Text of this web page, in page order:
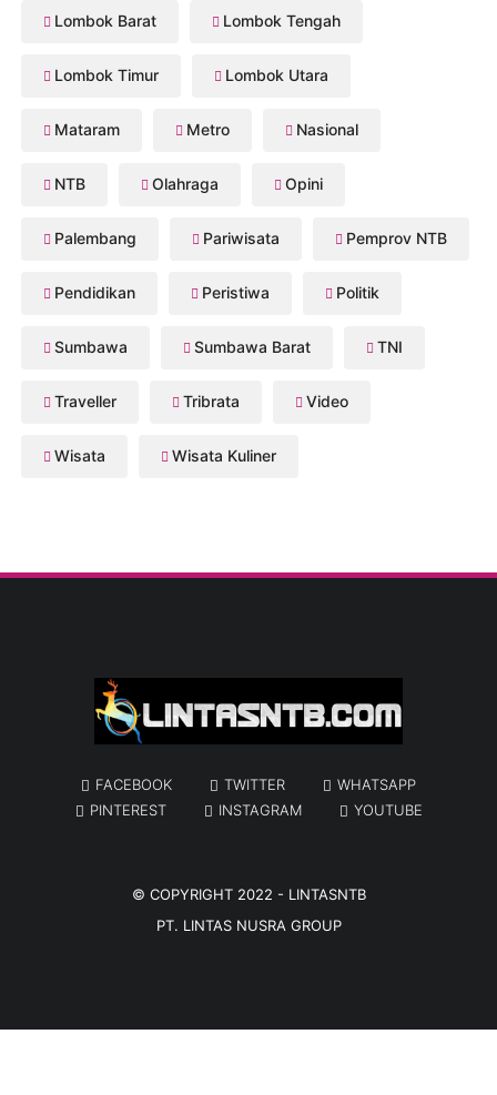
Lombok Barat Lombok Tengah
Lombok Timur Lombok Utara
Mataram Metro Nasional
NTB Olahraga Opini
Palembang Pariwisata Pemprov NTB
Pendidikan Peristiwa Politik
Sumbawa Sumbawa Barat TNI
Traveller Tribrata Video
Wisata Wisata Kuliner
FACEBOOK TWITTER
WHATSAPP
PINTEREST
INSTAGRAM YOUTUBE
© COPYRIGHT 2022 - LINTASNTB
PT. LINTAS NUSRA GROUP